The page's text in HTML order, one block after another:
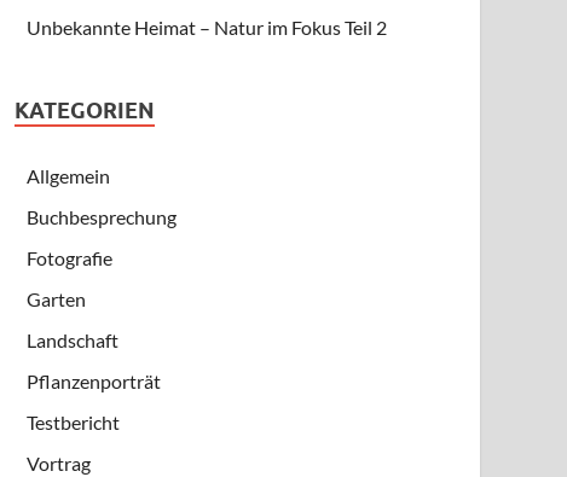
Unbekannte Heimat – Natur im Fokus Teil 2
KATEGORIEN
Allgemein
Buchbesprechung
Fotografie
Garten
Landschaft
Pflanzenporträt
Testbericht
Vortrag